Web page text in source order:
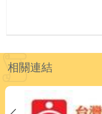
相關連結